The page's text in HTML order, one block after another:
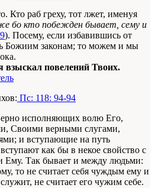
Кто раб греху, тот лжет, именуя
бо кто побежден бывает, сему и
). Посему, если избавившись от
Божиим законам; то можем и мы
взыскал повелений Твоих.
Пс: 118: 94-94
исполняющих волю Его,
Своими верными слугами,
и вступающие на путь
как бы в некое свойство с
Ему. Так бывает и между людьми:
то не считает себя чуждым ему и
не считает его чужим себе.